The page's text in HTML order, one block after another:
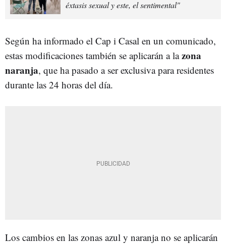
éxtasis sexual y este, el sentimental"
Según ha informado el Cap i Casal en un comunicado,
estas modificaciones también se aplicarán a lazona
naranja, que ha pasado a ser exclusiva para residentes
durante las 24 horas del día.
Los cambios en las zonas azul y naranja no se aplicarán